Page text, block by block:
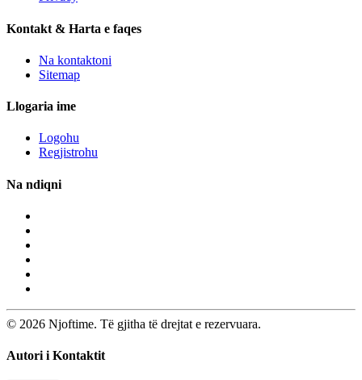
Kontakt & Harta e faqes
Na kontaktoni
Sitemap
Llogaria ime
Logohu
Regjistrohu
Na ndiqni
© 2026 Njoftime. Të gjitha të drejtat e rezervuara.
Autori i Kontaktit